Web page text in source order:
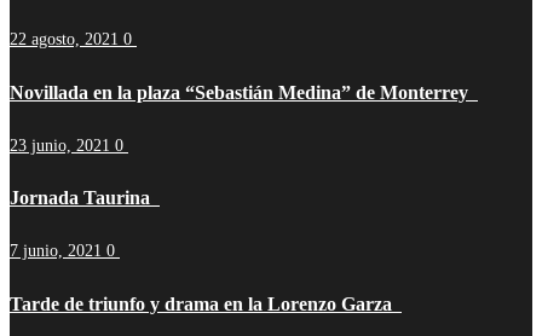
22 agosto, 2021 0
Novillada en la plaza “Sebastián Medina” de Monterrey
23 junio, 2021 0
Jornada Taurina
7 junio, 2021 0
Tarde de triunfo y drama en la Lorenzo Garza